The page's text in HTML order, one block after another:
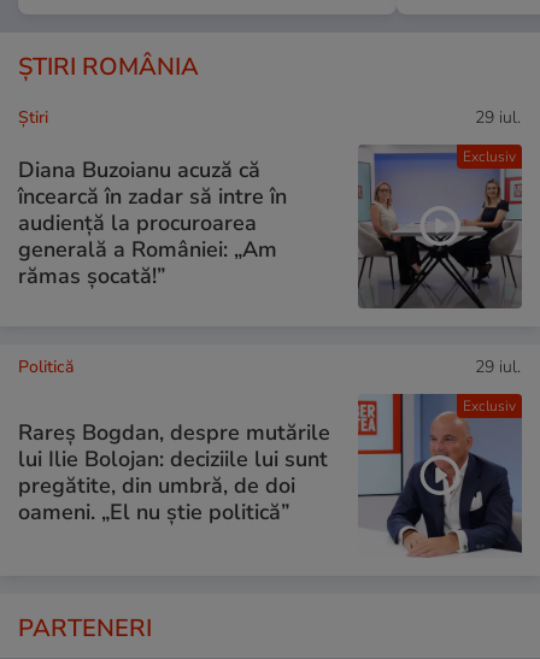
ȘTIRI ROMÂNIA
Exclusiv
Ştiri 29 iul.
Diana Buzoianu acuză că
încearcă în zadar să intre în
audiență la procuroarea
generală a României: „Am
rămas șocată!”
Exclusiv
Politică 29 iul.
Rareș Bogdan, despre mutările
lui Ilie Bolojan: deciziile lui sunt
pregătite, din umbră, de doi
oameni. „El nu știe politică”
PARTENERI